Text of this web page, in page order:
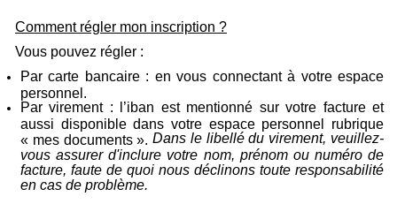
Comment régler mon inscription ?
Vous pouvez régler :
Par carte bancaire : en vous connectant à votre espace
personnel.
Par virement : l’iban est mentionné sur votre facture et
aussi disponible dans votre espace personnel rubrique
« mes documents ».Dans le libellé du virement, veuillez-
vous assurer d'inclure votre nom, prénom ou numéro de
facture, faute de quoi nous déclinons toute responsabilité
en cas de problème.